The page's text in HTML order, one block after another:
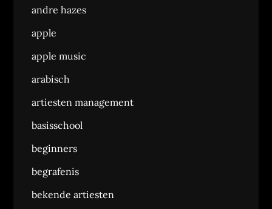
andre hazes
apple
apple music
arabisch
artiesten management
basisschool
beginners
begrafenis
bekende artiesten